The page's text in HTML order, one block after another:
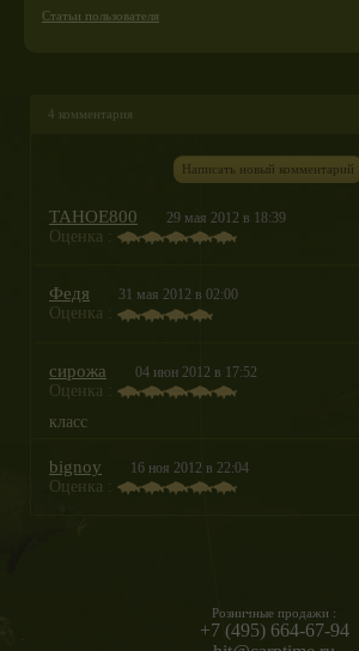
Статьи пользователя
4 комментария
Написать новый комментарий
TAHOE800 29 мая 2012 в 18:39
Оценка :
Федя 31 мая 2012 в 02:00
Оценка :
сирожа 04 июн 2012 в 17:52
Оценка :
класс
bignoy 16 ноя 2012 в 22:04
Оценка :
Розничные продажи :
+7 (495) 664-67-94